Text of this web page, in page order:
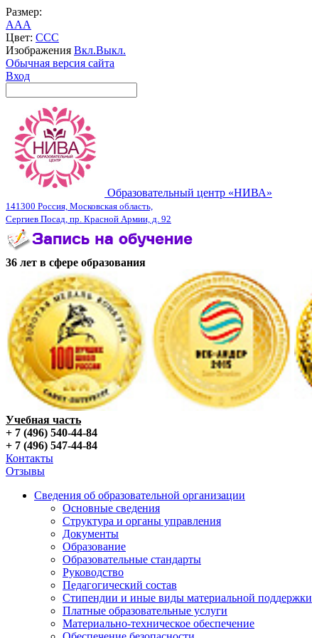
Размер:
AAA
Цвет: CCC
Изображения Вкл.Выкл.
Обычная версия сайта
Вход
Образовательный центр «НИВА»
141300 Россия, Московская область,
Сергиев Посад, пр. Красной Армии, д. 92
36 лет в сфере образования
Учебная часть
+ 7 (496) 540-44-84
+ 7 (496) 547-44-84
Контакты
Отзывы
Сведения об образовательной организации
Основные сведения
Структура и органы управления
Документы
Образование
Образовательные стандарты
Руководство
Педагогический состав
Стипендии и иные виды материальной поддержки
Платные образовательные услуги
Материально-техническое обеспечение